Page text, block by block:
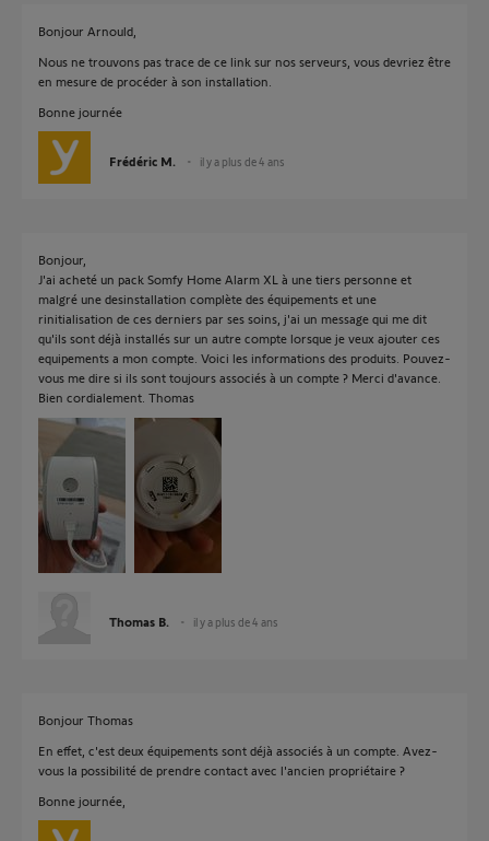
Bonjour Arnould,
Nous ne trouvons pas trace de ce link sur nos serveurs, vous devriez être
en mesure de procéder à son installation.
Bonne journée
Frédéric M. il y a plus de 4 ans
Bonjour,
J'ai acheté un pack Somfy Home Alarm XL à une tiers personne et
malgré une desinstallation complète des équipements et une
rinitialisation de ces derniers par ses soins, j'ai un message qui me dit
qu'ils sont déjà installés sur un autre compte lorsque je veux ajouter ces
equipements a mon compte. Voici les informations des produits. Pouvez-
vous me dire si ils sont toujours associés à un compte ? Merci d'avance.
Bien cordialement. Thomas
Thomas B. il y a plus de 4 ans
Bonjour Thomas
En effet, c'est deux équipements sont déjà associés à un compte. Avez-
vous la possibilité de prendre contact avec l'ancien propriétaire ?
Bonne journée,